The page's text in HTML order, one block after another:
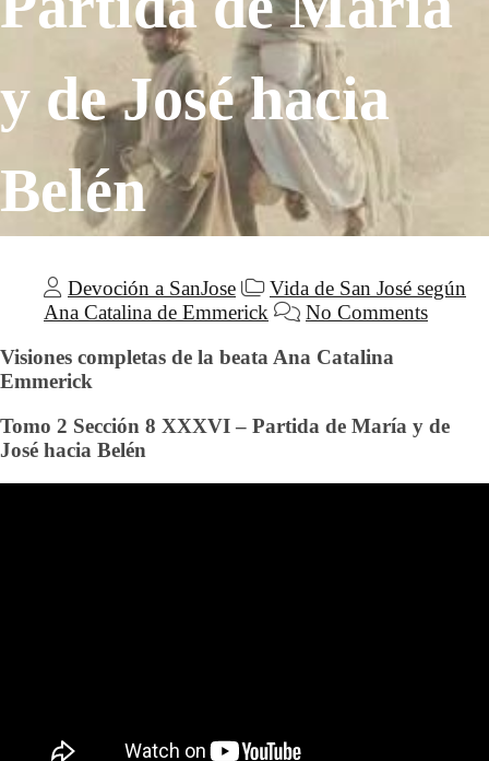
y de José hacia
Belén
Devoción a SanJose
Vida de San José según
Ana Catalina de Emmerick
No Comments
Visiones completas de la beata Ana Catalina
Emmerick
Tomo 2 Sección 8 XXXVI – Partida de María y de
José hacia Belén